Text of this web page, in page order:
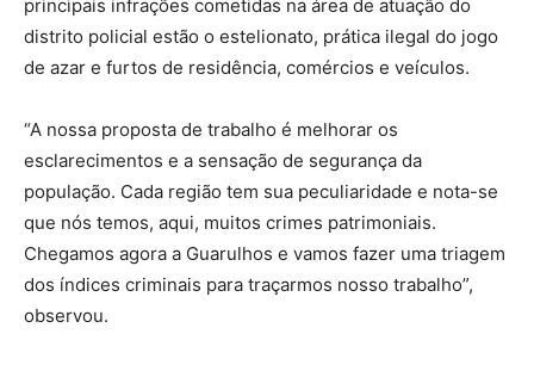
principais infrações cometidas na área de atuação do
distrito policial estão o estelionato, prática ilegal do jogo
de azar e furtos de residência, comércios e veículos.
“A nossa proposta de trabalho é melhorar os
esclarecimentos e a sensação de segurança da
população. Cada região tem sua peculiaridade e nota-se
que nós temos, aqui, muitos crimes patrimoniais.
Chegamos agora a Guarulhos e vamos fazer uma triagem
dos índices criminais para traçarmos nosso trabalho”,
observou.